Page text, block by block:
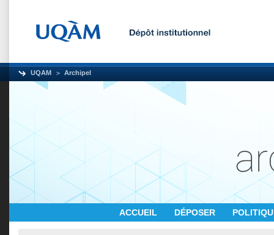
UQAM Archipel
ACCUEIL DÉPOSER